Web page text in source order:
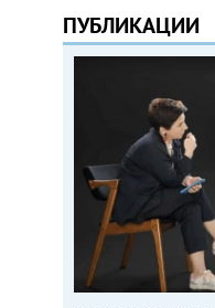
ПУБЛИКАЦИИ